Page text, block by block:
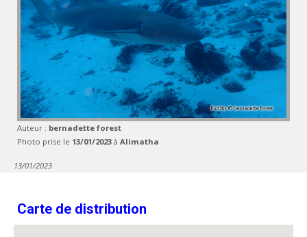
Auteur : bernadette forest
Photo prise le 13/01/2023 à Alimatha
13/01/2023
Carte de distribution